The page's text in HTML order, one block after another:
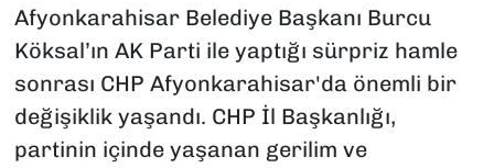
Afyonkarahisar Belediye Başkanı Burcu
Köksal’ın AK Parti ile yaptığı sürpriz hamle
sonrası CHP Afyonkarahisar'da önemli bir
değişiklik yaşandı. CHP İl Başkanlığı,
partinin içinde yaşanan gerilim ve